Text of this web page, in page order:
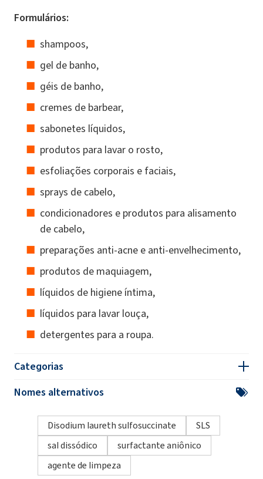
Formulários:
shampoos,
gel de banho,
géis de banho,
cremes de barbear,
sabonetes líquidos,
produtos para lavar o rosto,
esfoliações corporais e faciais,
sprays de cabelo,
condicionadores e produtos para alisamento
de cabelo,
preparações anti-acne e anti-envelhecimento,
produtos de maquiagem,
líquidos de higiene íntima,
líquidos para lavar louça,
detergentes para a roupa.
Categorias
Nomes alternativos
Disodium laureth sulfosuccinate
SLS
sal dissódico
surfactante aniônico
agente de limpeza